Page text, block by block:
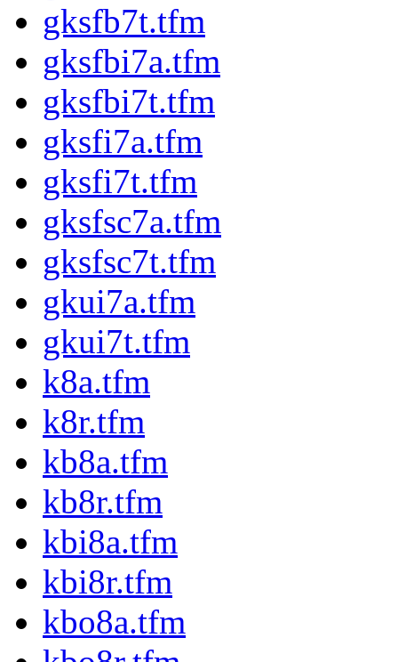
gksfb7t.tfm
gksfbi7a.tfm
gksfbi7t.tfm
gksfi7a.tfm
gksfi7t.tfm
gksfsc7a.tfm
gksfsc7t.tfm
gkui7a.tfm
gkui7t.tfm
k8a.tfm
k8r.tfm
kb8a.tfm
kb8r.tfm
kbi8a.tfm
kbi8r.tfm
kbo8a.tfm